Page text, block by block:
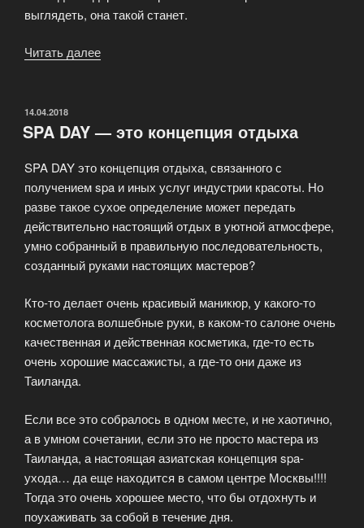
выглядеть, она такой станет.
Читать далее
ОПУБЛИКОВАНО
14.04.2018
SPA DAY — это концепция отдыха
SPA DAY это концепция отдыха, связанного с
получением spa и иных услуг индустрии красоты. Но
разве такое сухое определение может передать
действительно настоящий отдых в уютной атмосфере,
умно собранный в правильную последовательность,
созданный руками настоящих мастеров?
Кто-то делает очень красивый маникюр, у какого-то
косметолога волшебные руки, в каком-то салоне очень
качественная и действенная косметика, где-то есть
очень хорошие массажисты, а где-то они даже из
Таиланда.
Если все это собралось в одном месте, и не хаотично,
а в умном сочетании, если это не просто мастера из
Таиланда, а настоящая азиатская концепция spa-
ухода… да еще находится в самом центре Москвы!!!!
Тогда это очень хорошее место, что бы отдохнуть и
поухаживать за собой в течение дня.